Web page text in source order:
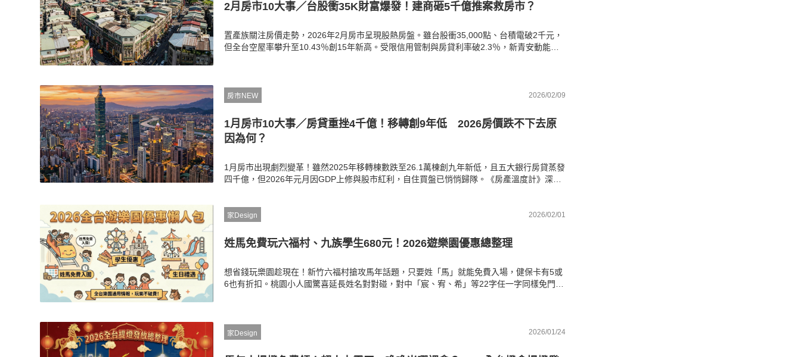
2月房市10大事／台股衝35K財富爆發！建商砸5千億推案救房市？
置產族關注房價走勢，2026年2月房市呈現股熱房盤。雖台股衝35,000點、台積電破2千元，
但全台空屋率攀升至10.43％創15年新高。受限信用管制與房貸利率破2.3％，新青安動能下
房市NEW 2026/02/09
1月房市10大事／房貸重挫4千億！移轉創9年低 2026房價跌不下去原
因為何？
1月房市出現劇烈變革！雖然2025年移轉棟數跌至26.1萬棟創九年新低，且五大銀行房貸蒸發
四千億，但2026年元月因GDP上修與股市紅利，自住買盤已悄悄歸隊。《房產溫度計》深度
家Design 2026/02/01
姓馬免費玩六福村、九族學生680元！2026遊樂園優惠總整理
想省錢玩樂園趁現在！新竹六福村搶攻馬年話題，只要姓「馬」就能免費入場，健保卡有5或
6也有折扣。桃園小人國驚喜延長姓名對對碰，對中「宸、宥、希」等22字任一字同樣免門
家Design 2026/01/24